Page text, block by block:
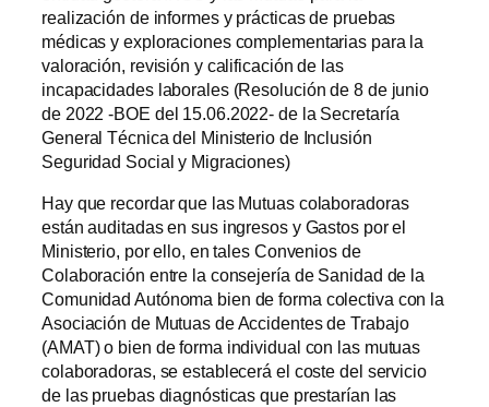
realización de informes y prácticas de pruebas
médicas y exploraciones complementarias para la
valoración, revisión y calificación de las
incapacidades laborales (Resolución de 8 de junio
de 2022 -BOE del 15.06.2022- de la Secretaría
General Técnica del Ministerio de Inclusión
Seguridad Social y Migraciones)
Hay que recordar que las Mutuas colaboradoras
están auditadas en sus ingresos y Gastos por el
Ministerio, por ello, en tales Convenios de
Colaboración entre la consejería de Sanidad de la
Comunidad Autónoma bien de forma colectiva con la
Asociación de Mutuas de Accidentes de Trabajo
(AMAT) o bien de forma individual con las mutuas
colaboradoras, se establecerá el coste del servicio
de las pruebas diagnósticas que prestarían las